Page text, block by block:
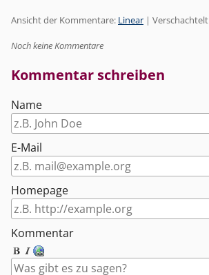
Ansicht der Kommentare: Linear | Verschachtelt
Noch keine Kommentare
Kommentar schreiben
Name
E-Mail
Homepage
Kommentar